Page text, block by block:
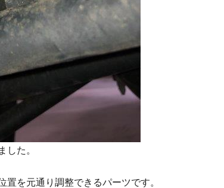
した。
を元通り調整できるパーツです。